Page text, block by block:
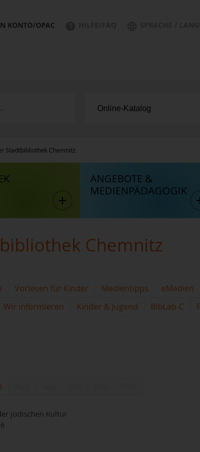
KONTO/OPAC
Stadtbibliothek Chemnitz
ANGEBOTE &
MEDIENPÄDAGOGIK
Chemnitz
Vorlesen für Kinder Medientipps eMedien
Wir informieren Kinder & Jugend BibLab-C
jüdischen Kultur